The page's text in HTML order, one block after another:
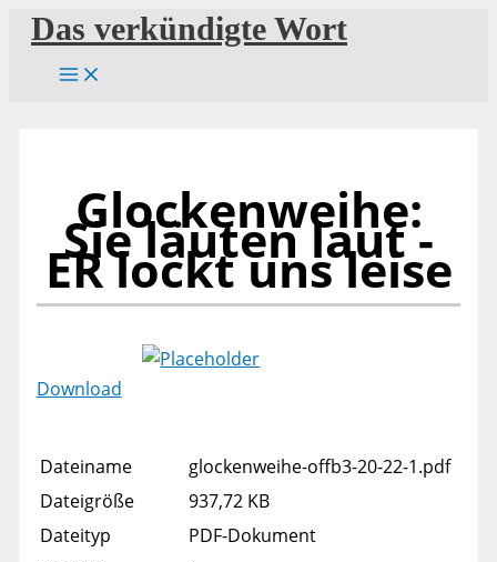
Zum
Inhalt
springen
Das verkündigte Wort
Glockenweihe:
Sie läuten laut -
ER lockt uns leise
Download
Dateiname
glockenweihe-offb3-20-22-1.pdf
Dateigröße
937,72 KB
Dateityp
PDF-Dokument